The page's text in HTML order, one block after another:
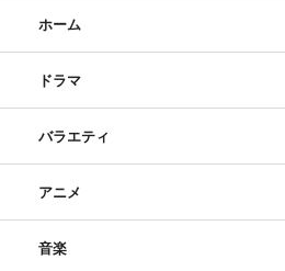
ホーム
ドラマ
バラエティ
アニメ
音楽